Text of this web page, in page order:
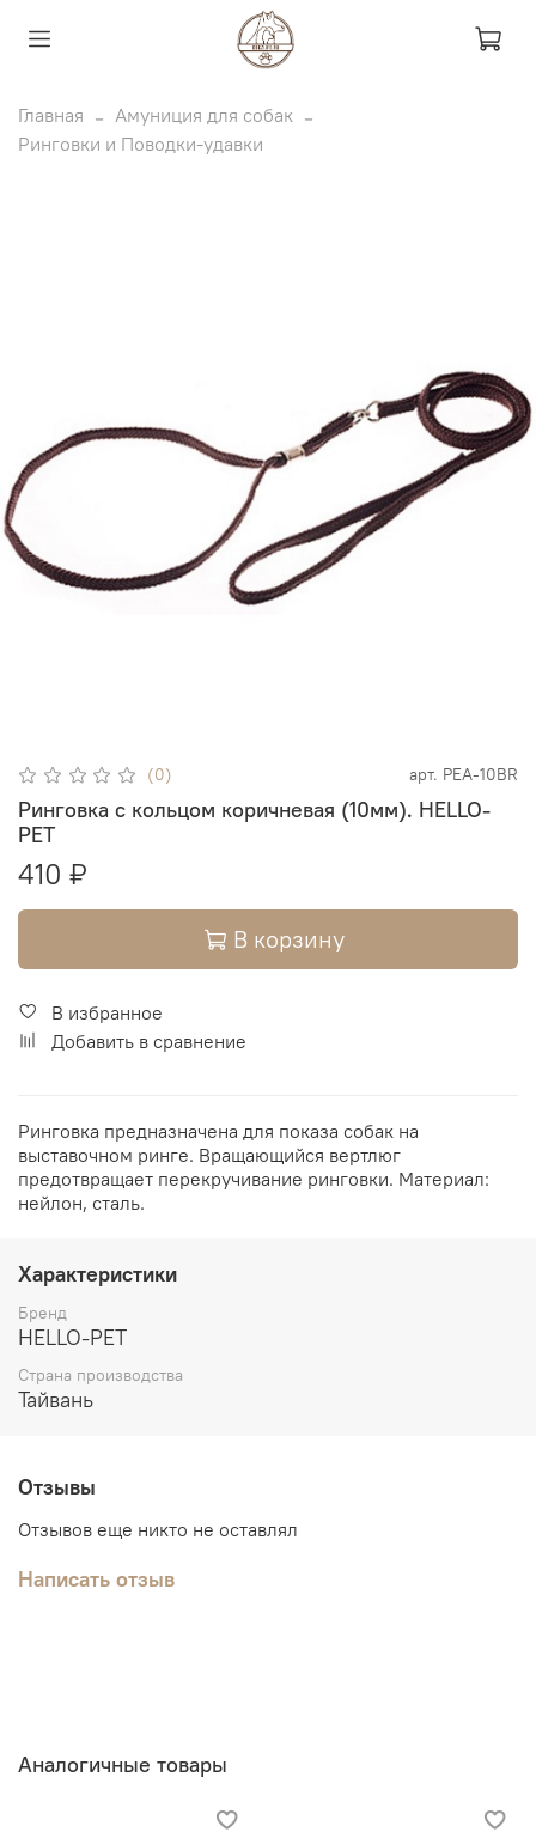
Главная
Амуниция для собак
Ринговки и Поводки-удавки
(0) арт. PEA-10BR
Ринговка с кольцом коричневая (10мм). HELLO-
PET
410 ₽
В корзину
В избранное
Добавить в сравнение
Ринговка предназначена для показа собак на
выставочном ринге. Вращающийся вертлюг
предотвращает перекручивание ринговки. Материал:
нейлон, сталь.
Характеристики
Бренд
HELLO-PET
Страна производства
Тайвань
Отзывы
Отзывов еще никто не оставлял
Написать отзыв
Аналогичные товары